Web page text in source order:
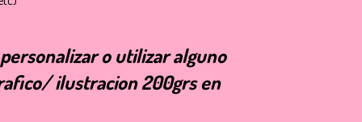
o utilizar alguno
ilustracion 200grs en